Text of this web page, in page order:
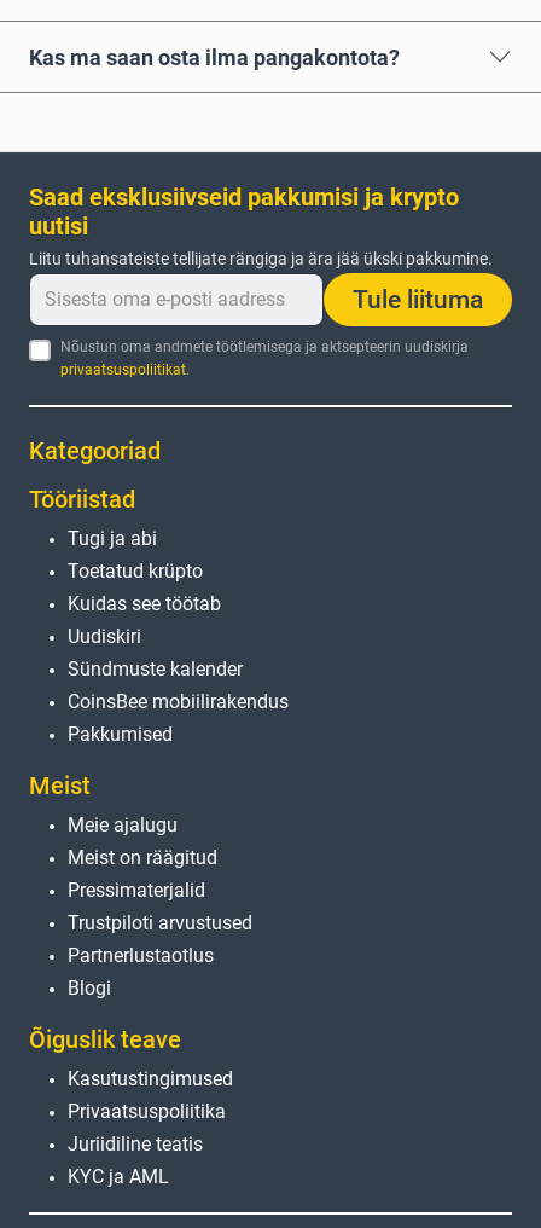
Kas ma saan osta ilma pangakontota?
Saad eksklusiivseid pakkumisi ja krypto
uutisi
Liitu tuhansateiste tellijate rängiga ja ära jää ükski pakkumine.
Tule liituma
Nõustun oma andmete töötlemisega ja aktsepteerin uudiskirja
privaatsuspoliitikat.
Kategooriad
Tööriistad
Tugi ja abi
Toetatud krüpto
Kuidas see töötab
Uudiskiri
Sündmuste kalender
CoinsBee mobiilirakendus
Pakkumised
Meist
Meie ajalugu
Meist on räägitud
Pressimaterjalid
Trustpiloti arvustused
Partnerlustaotlus
Blogi
Õiguslik teave
Kasutustingimused
Privaatsuspoliitika
Juriidiline teatis
KYC ja AML